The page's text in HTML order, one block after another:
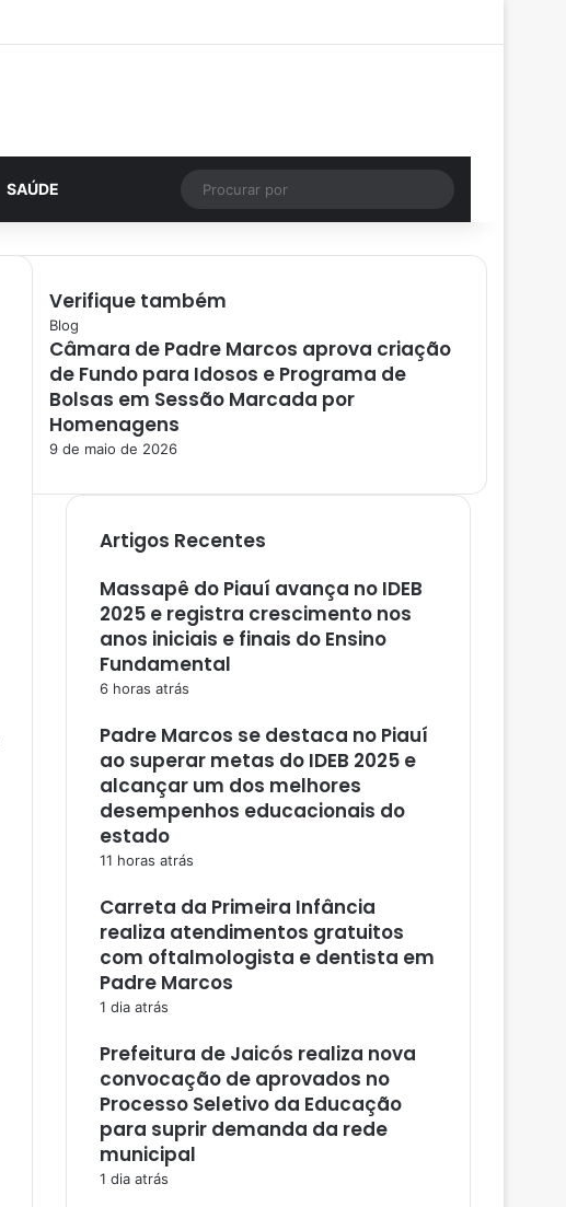
Instagram
SAÚDE Artigo aleatório
por
Verifique também
F
e
c
h
a
r
Blog
Câmara de Padre Marcos aprova criação
de Fundo para Idosos e Programa de
Bolsas em Sessão Marcada por
Homenagens
9 de maio de 2026
Artigos Recentes
Massapê do Piauí avança no IDEB
2025 e registra crescimento nos
anos iniciais e finais do Ensino
Fundamental
6 horas atrás
Padre Marcos se destaca no Piauí
ao superar metas do IDEB 2025 e
alcançar um dos melhores
desempenhos educacionais do
estado
11 horas atrás
Carreta da Primeira Infância
realiza atendimentos gratuitos
com oftalmologista e dentista em
Padre Marcos
1 dia atrás
Prefeitura de Jaicós realiza nova
convocação de aprovados no
Processo Seletivo da Educação
para suprir demanda da rede
municipal
1 dia atrás